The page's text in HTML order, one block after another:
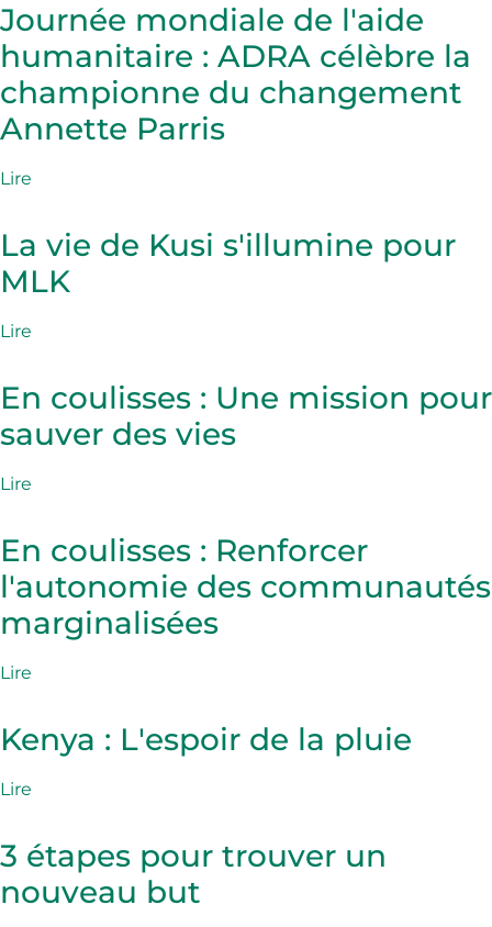
Journée mondiale de l'aide
humanitaire : ADRA célèbre la
championne du changement
Annette Parris
Lire
La vie de Kusi s'illumine pour
MLK
Lire
En coulisses : Une mission pour
sauver des vies
Lire
En coulisses : Renforcer
l'autonomie des communautés
marginalisées
Lire
Kenya : L'espoir de la pluie
Lire
3 étapes pour trouver un
nouveau but